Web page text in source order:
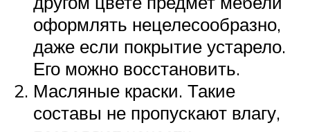
оформлять нецелесообразно,
даже если покрытие устарело.
Его можно восстановить.
Масляные краски. Такие
составы не пропускают влагу,